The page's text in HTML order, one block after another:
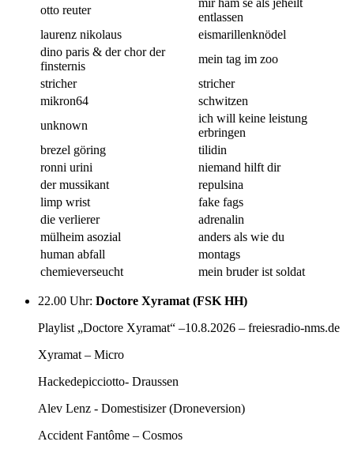
otto reuter
mir ham se als jeheilt
entlassen
laurenz nikolaus
eismarillenknödel
dino paris & der chor der
finsternis
mein tag im zoo
stricher
stricher
mikron64
schwitzen
unknown
ich will keine leistung
erbringen
brezel göring
tilidin
ronni urini
niemand hilft dir
der mussikant
repulsina
limp wrist
fake fags
die verlierer
adrenalin
mülheim asozial
anders als wie du
human abfall
montags
chemieverseucht
mein bruder ist soldat
22.00 Uhr: Doctore Xyramat (FSK HH)
Playlist „Doctore Xyramat“ –10.8.2026 – freiesradio-nms.de
Xyramat – Micro
Hackedepicciotto- Draussen
Alev Lenz - Domestisizer (Droneversion)
Accident Fantôme – Cosmos